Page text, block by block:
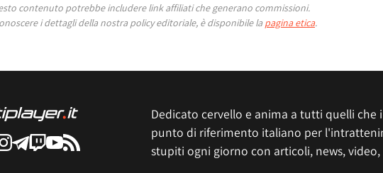
contenuto potrebbe includere link affiliati che generano commissioni.
i dettagli della nostra policy editoriale, è disponibile la pagina etica.
Dedicato cervello e anima a tutti quelli
punto di riferimento italiano per
stupiti ogni giorno con articoli, news,